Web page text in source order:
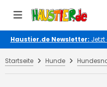
Haustier.de Newsletter:
Startseite Hunde